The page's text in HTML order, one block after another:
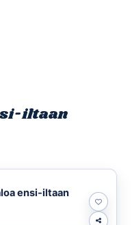
iltaan
ensi-iltaan